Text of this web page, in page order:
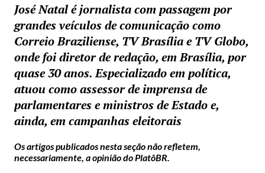
José Natal é jornalista com passagem por
grandes veículos de comunicação como
Correio Braziliense, TV Brasília e TV Globo,
onde foi diretor de redação, em Brasília, por
quase 30 anos. Especializado em política,
atuou como assessor de imprensa de
parlamentares e ministros de Estado e,
ainda, em campanhas eleitorais
Os artigos publicados nesta seção não refletem,
necessariamente, a opinião do PlatôBR.